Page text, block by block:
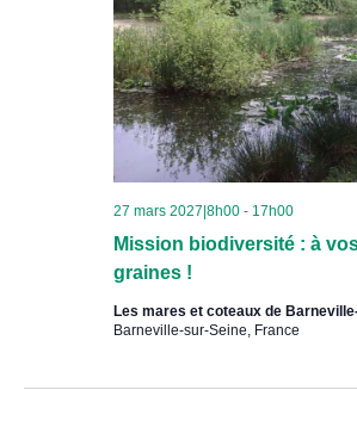
Mission biodiversité : à
graines !
27 mars 2027|8h00- 17h00
Les mares et coteaux de
Barneville-sur-Seine, France